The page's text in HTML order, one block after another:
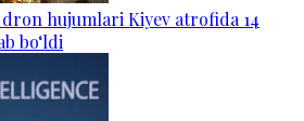
hujumlari Kiyev atrofida 14
bo‘ldi